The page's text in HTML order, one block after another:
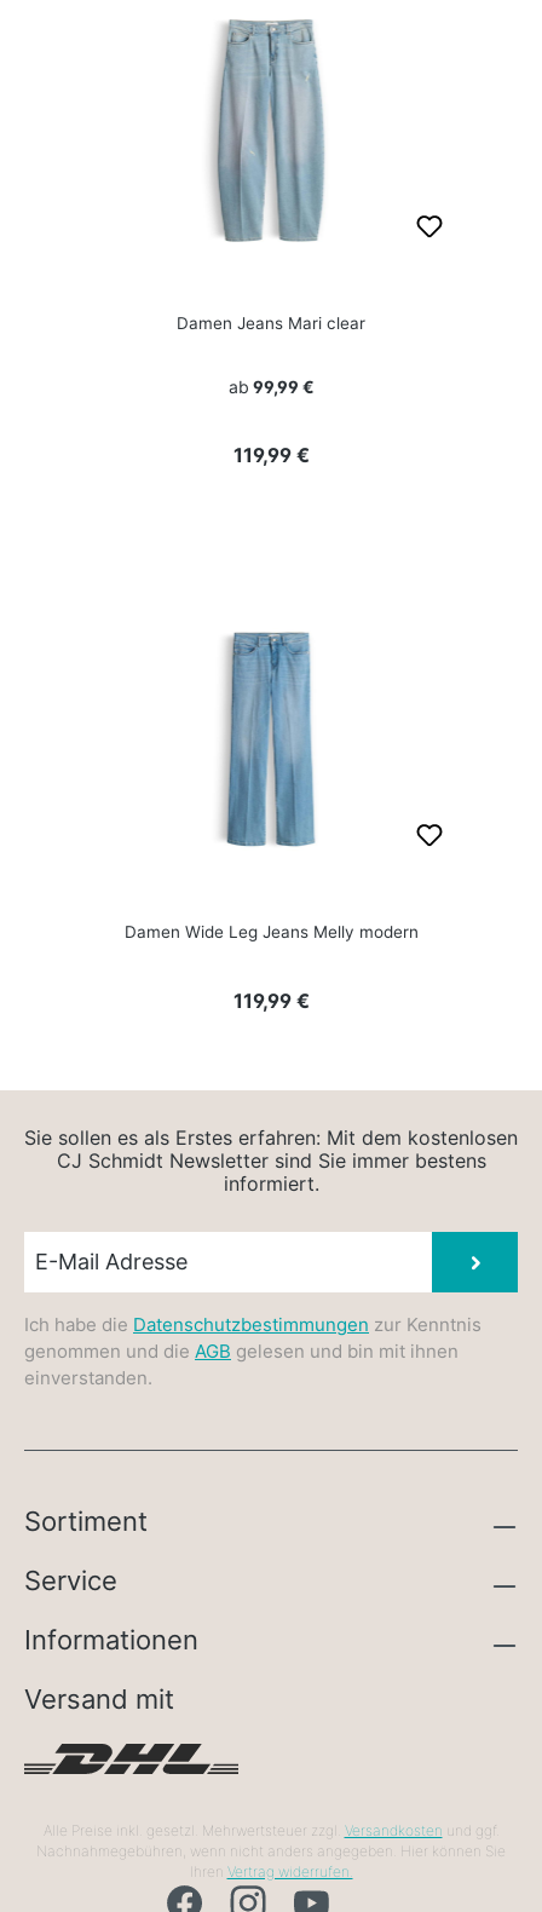
Damen Jeans Mari clear
ab 99,99 €
Regulärer Preis:
119,99 €
Damen Wide Leg Jeans Melly modern
Regulärer Preis:
119,99 €
Sie sollen es als Erstes erfahren: Mit dem kostenlosen
CJ Schmidt Newsletter sind Sie immer bestens
informiert.
Ich habe die Datenschutzbestimmungen zur Kenntnis
genommen und die AGB gelesen und bin mit ihnen
einverstanden.
Sortiment
Service
Informationen
Versand mit
Alle Preise inkl. gesetzl. Mehrwertsteuer zzgl. Versandkosten und ggf.
Nachnahmegebühren, wenn nicht anders angegeben. Hier können Sie
Ihren Vertrag widerrufen.